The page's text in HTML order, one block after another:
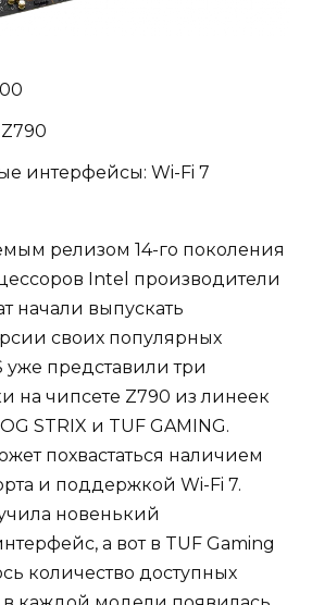
интерфейсы: Wi-Fi 7
релизом 14-го поколения
Intel производители
начали выпускать
своих популярных
уже представили три
на чипсете Z790 из линеек
STRIX и TUF GAMING.
похвастаться наличием
и поддержкой Wi-Fi 7.
новенький
а вот в TUF Gaming
количество доступных